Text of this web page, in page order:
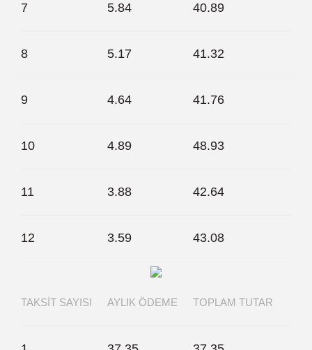
7 5.84 40.89
8 5.17 41.32
9 4.64 41.76
10 4.89 48.93
11 3.88 42.64
12 3.59 43.08
TAKSIT SAYISI AYLIK ÖDEME TOPLAM TUTAR